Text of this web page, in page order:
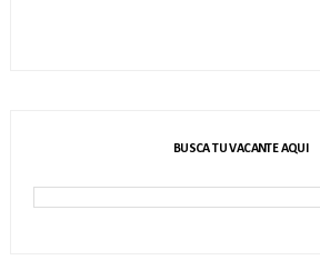
BUSCA TU VACANTE AQUI